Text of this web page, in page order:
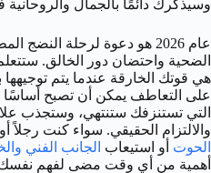
وسيذكرك دائمًا بالجمال والروحانية
عام 2026 هو دعوة لرحلة
الضحية واحتضان دور الخالق.
هي قوتك الخارقة عندما يتم
على التعاطف يمكن أن تصبح أساسًا
التي تستنزفك ستنتهي، وستجذب
والالتزام الحقيقي. سواء كنت رجلاً
الحوت أو استيعاب الجانب الفني
أهمية من أي وقت مضى لفهم نفسك